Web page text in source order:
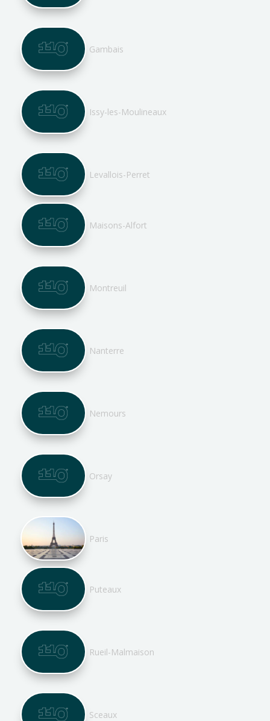
Gambais
Issy-les-Moulineaux
Levallois-Perret
Maisons-Alfort
Montreuil
Nanterre
Nemours
Orsay
Paris
Puteaux
Rueil-Malmaison
Sceaux